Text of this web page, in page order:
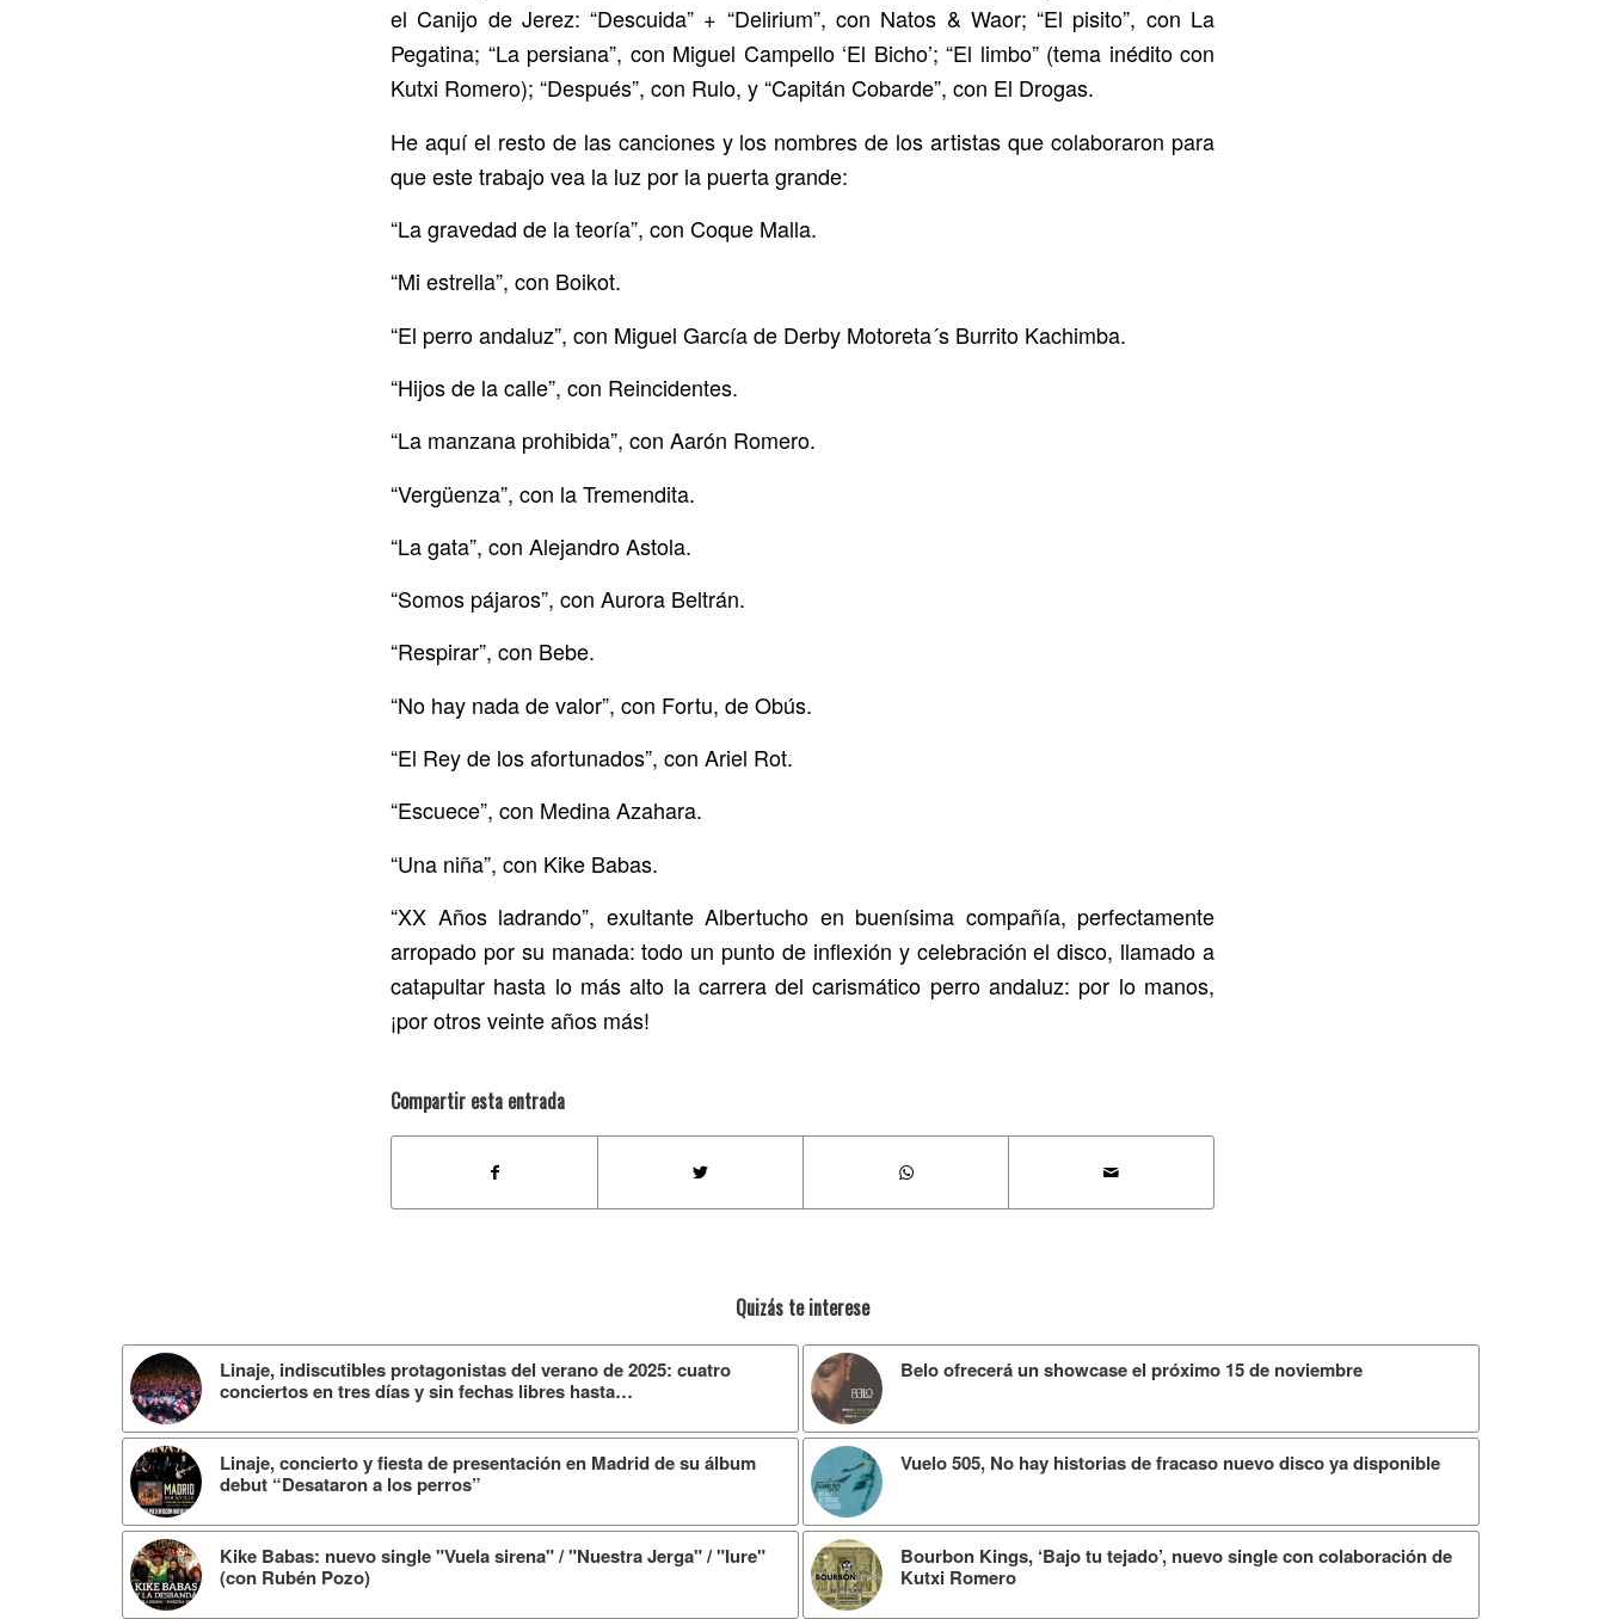
el Canijo de Jerez: “Descuida” + “Delirium”, con Natos & Waor; “El pisito”, con La
Pegatina; “La persiana”, con Miguel Campello ‘El Bicho’; “El limbo” (tema inédito con
Kutxi Romero); “Después”, con Rulo, y “Capitán Cobarde”, con El Drogas.
He aquí el resto de las canciones y los nombres de los artistas que colaboraron para
que este trabajo vea la luz por la puerta grande:
“La gravedad de la teoría”, con Coque Malla.
“Mi estrella”, con Boikot.
“El perro andaluz”, con Miguel García de Derby Motoreta´s Burrito Kachimba.
“Hijos de la calle”, con Reincidentes.
“La manzana prohibida”, con Aarón Romero.
“Vergüenza”, con la Tremendita.
“La gata”, con Alejandro Astola.
“Somos pájaros”, con Aurora Beltrán.
“Respirar”, con Bebe.
“No hay nada de valor”, con Fortu, de Obús.
“El Rey de los afortunados”, con Ariel Rot.
“Escuece”, con Medina Azahara.
“Una niña”, con Kike Babas.
“XX Años ladrando”, exultante Albertucho en buenísima compañía, perfectamente
arropado por su manada: todo un punto de inflexión y celebración el disco, llamado a
catapultar hasta lo más alto la carrera del carismático perro andaluz: por lo manos,
¡por otros veinte años más!
Compartir esta entrada
Quizás te interese
Linaje, indiscutibles protagonistas del verano de 2025: cuatro
conciertos en tres días y sin fechas libres hasta…
Belo ofrecerá un showcase el próximo 15 de noviembre
Linaje, concierto y fiesta de presentación en Madrid de su álbum
debut “Desataron a los perros”
Vuelo 505, No hay historias de fracaso nuevo disco ya disponible
Kike Babas: nuevo single "Vuela sirena" / "Nuestra Jerga" / "Iure"
(con Rubén Pozo)
Bourbon Kings, ‘Bajo tu tejado’, nuevo single con colaboración de
Kutxi Romero